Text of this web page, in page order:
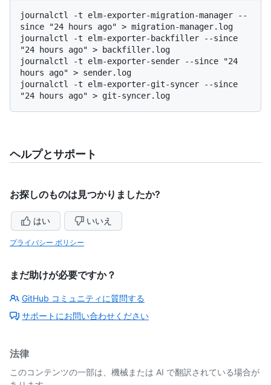
journalctl -t elm-exporter-migration-manager --
since "24 hours ago" > migration-manager.log
journalctl -t elm-exporter-backfiller --since
"24 hours ago" > backfiller.log
journalctl -t elm-exporter-sender --since "24
hours ago" > sender.log
journalctl -t elm-exporter-git-syncer --since
ヘルプとサポート
お探しのものは見つかりましたか?
はい いいえ
プライバシー ポリシー
まだ助けが必要ですか？
GitHub コミュニティに質問する
サポートにお問い合わせください
法律
このコンテンツの一部は、機械または AI で翻訳されている場合が